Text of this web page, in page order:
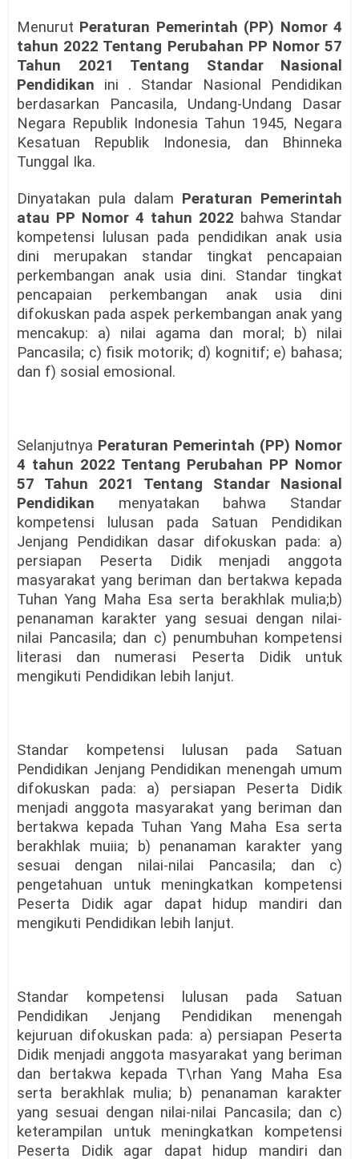
Menurut Peraturan Pemerintah (PP) Nomor 4
tahun 2022 Tentang Perubahan PP Nomor 57
Tahun 2021 Tentang Standar Nasional
Pendidikan ini . Standar Nasional Pendidikan
berdasarkan Pancasila, Undang-Undang Dasar
Negara Republik Indonesia Tahun 1945, Negara
Kesatuan Republik Indonesia, dan Bhinneka
Tunggal Ika.
Dinyatakan pula dalam Peraturan Pemerintah
atau PP Nomor 4 tahun 2022 bahwa Standar
kompetensi lulusan pada pendidikan anak usia
dini merupakan standar tingkat pencapaian
perkembangan anak usia dini. Standar tingkat
pencapaian perkembangan anak usia dini
difokuskan pada aspek perkembangan anak yang
mencakup: a) nilai agama dan moral; b) nilai
Pancasila; c) fisik motorik; d) kognitif; e) bahasa;
dan f) sosial emosional.
Selanjutnya Peraturan Pemerintah (PP) Nomor
4 tahun 2022 Tentang Perubahan PP Nomor
57 Tahun 2021 Tentang Standar Nasional
Pendidikan menyatakan bahwa Standar
kompetensi lulusan pada Satuan Pendidikan
Jenjang Pendidikan dasar difokuskan pada: a)
persiapan Peserta Didik menjadi anggota
masyarakat yang beriman dan bertakwa kepada
Tuhan Yang Maha Esa serta berakhlak mulia;b)
penanaman karakter yang sesuai dengan nilai-
nilai Pancasila; dan c) penumbuhan kompetensi
literasi dan numerasi Peserta Didik untuk
mengikuti Pendidikan lebih lanjut.
Standar kompetensi lulusan pada Satuan
Pendidikan Jenjang Pendidikan menengah umum
difokuskan pada: a) persiapan Peserta Didik
menjadi anggota masyarakat yang beriman dan
bertakwa kepada Tuhan Yang Maha Esa serta
berakhlak muiia; b) penanaman karakter yang
sesuai dengan nilai-nilai Pancasila; dan c)
pengetahuan untuk meningkatkan kompetensi
Peserta Didik agar dapat hidup mandiri dan
mengikuti Pendidikan lebih lanjut.
Standar kompetensi lulusan pada Satuan
Pendidikan Jenjang Pendidikan menengah
kejuruan difokuskan pada: a) persiapan Peserta
Didik menjadi anggota masyarakat yang beriman
dan bertakwa kepada T\rhan Yang Maha Esa
serta berakhlak mulia; b) penanaman karakter
yang sesuai dengan nilai-nilai Pancasila; dan c)
keterampilan untuk meningkatkan kompetensi
Peserta Didik agar dapat hidup mandiri dan